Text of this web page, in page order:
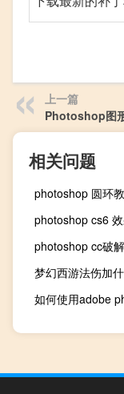
上一篇
Photoshop图
相关问题
photoshop 圆环
photoshop cs6
photoshop cc破
梦幻西游法伤加
如何使用adobe